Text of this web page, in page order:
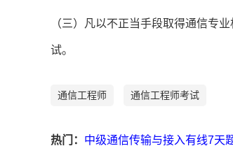
（三）凡以不正当手段取得通信专
试。
通信工程师 通信工程师考试
热门： 中级通信传输与接入有线7天